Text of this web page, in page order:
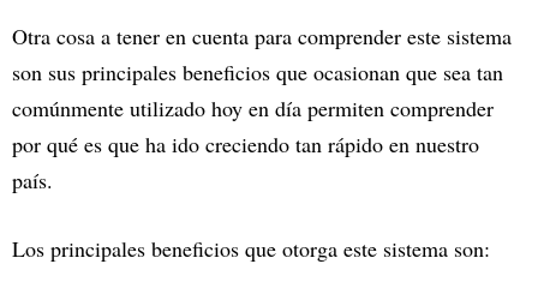
Otra cosa a tener en cuenta para comprender este sistema
son sus principales beneficios que ocasionan que sea tan
comúnmente utilizado hoy en día permiten comprender
por qué es que ha ido creciendo tan rápido en nuestro
país.
Los principales beneficios que otorga este sistema son: